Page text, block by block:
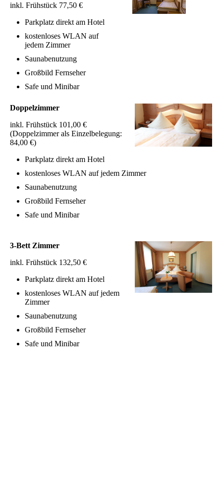
inkl. Frühstück 77,50 €
Parkplatz direkt am Hotel
kostenloses WLAN auf
jedem Zimmer
Saunabenutzung
Großbild Fernseher
Safe und Minibar
Doppelzimmer
inkl. Frühstück 101,00 €
(Doppelzimmer als Einzelbelegung:
84,00 €)
Parkplatz direkt am Hotel
kostenloses WLAN auf jedem Zimmer
Saunabenutzung
Großbild Fernseher
Safe und Minibar
3-Bett Zimmer
inkl. Frühstück 132,50 €
Parkplatz direkt am Hotel
kostenloses WLAN auf jedem
Zimmer
Saunabenutzung
Großbild Fernseher
Safe und Minibar